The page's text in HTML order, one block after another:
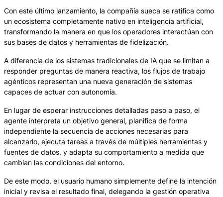
Con este último lanzamiento, la compañía sueca se ratifica como
un ecosistema completamente nativo en inteligencia artificial,
transformando la manera en que los operadores interactúan con
sus bases de datos y herramientas de fidelización.
A diferencia de los sistemas tradicionales de IA que se limitan a
responder preguntas de manera reactiva, los flujos de trabajo
agénticos representan una nueva generación de sistemas
capaces de actuar con autonomía.
En lugar de esperar instrucciones detalladas paso a paso, el
agente interpreta un objetivo general, planifica de forma
independiente la secuencia de acciones necesarias para
alcanzarlo, ejecuta tareas a través de múltiples herramientas y
fuentes de datos, y adapta su comportamiento a medida que
cambian las condiciones del entorno.
De este modo, el usuario humano simplemente define la intención
inicial y revisa el resultado final, delegando la gestión operativa